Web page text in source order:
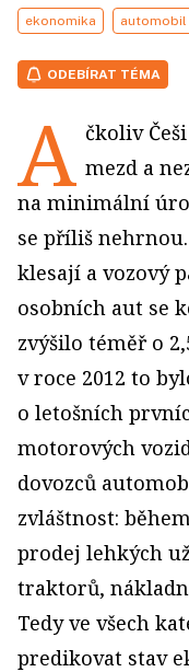
ekonomika automobil
ODEBÍRAT TÉMA
A čkoliv
mezd a
na minimální
se příliš
klesají a vozový
osobních aut se
zvýšilo téměř o
v roce 2012 to
o letošních
motorových
dovozců
zvláštnost:
prodej lehkých
traktorů,
Tedy ve všech
predikovat stav